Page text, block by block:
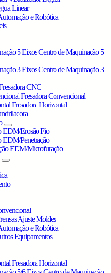
Linear
e Robótica
5 EixosCentro de Maquinação 5
3 EixosCentro de Maquinação 3
CNC
Fresadora Convencional
Fresadora Horizontal
EDM/Erosão Fio
EDM/Penetração
EDM/Microfuração
Ajuste Moldes
e Robótica
Equipamentos
Fresadora Horizontal